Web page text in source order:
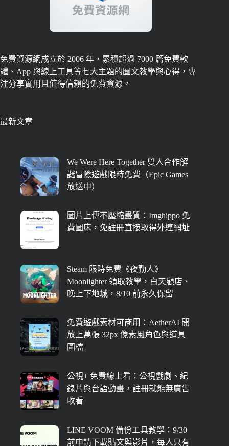
免費資源網成立於 2006 年，累積超過 7000 篇免費軟
體、App 與線上工具等七大主題的圖文教學與心得，專
注分享實用且值得信賴的免費資源。
最新文章
We Were Here Together 雙人合作解
謎冒險遊戲限時免費（Epic Games
放送中）
圖片上傳不壓縮畫質：Imghippo 免
費圖床，免註冊直接取得外連網址
Steam 限時免費《夜勤人》
Moonlighter 領取教學，白天顧店、
晚上下地城，8/10 前永久保留
免費遊戲素材可商用：AetherAI 開
放上萬張 32px 像素風角色與道具
圖檔
公視+ 免費線上看：公視戲劇、紀
錄片與台語動畫，註冊就能無廣告
收看
LINE VOOM 備份工具教學：9/30
前申請下載貼文與影片，每人只有